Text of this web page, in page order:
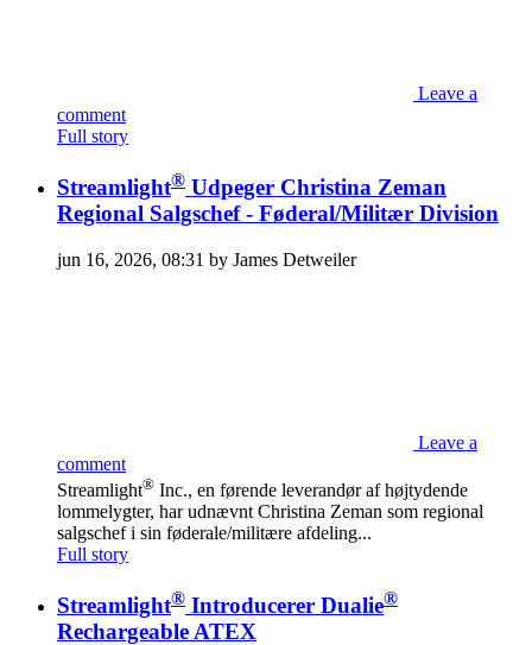
Leave a
comment
Full story
Streamlight® Udpeger Christina Zeman
Regional Salgschef - Føderal/Militær Division
jun 16, 2026, 08:31 by James Detweiler
Leave a
comment
Streamlight® Inc., en førende leverandør af højtydende
lommelygter, har udnævnt Christina Zeman som regional
salgschef i sin føderale/militære afdeling...
Full story
Streamlight® Introducerer Dualie®
Rechargeable ATEX